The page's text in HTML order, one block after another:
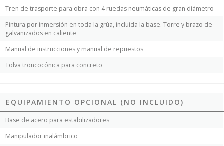
Tren de trasporte para obra con 4 ruedas neumáticas de gran diámetro
Pintura por inmersión en toda la grúa, incluida la base. Torre y brazo de
galvanizados en caliente
Manual de instrucciones y manual de repuestos
Tolva troncocónica para concreto
EQUIPAMIENTO OPCIONAL (NO INCLUIDO)
Base de acero para estabilizadores
Manipulador inalámbrico